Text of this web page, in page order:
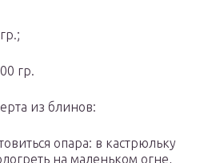
гр.
из блинов:
опара: в кастрюльку
на маленьком огне,